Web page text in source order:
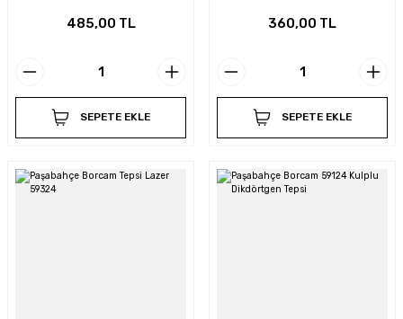
485,00 TL
SEPETE EKLE
360,00 TL
SEPETE EKLE